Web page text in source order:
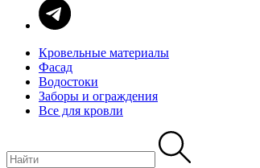
Кровельные материалы
Фасад
Водостоки
Заборы и ограждения
Все для кровли